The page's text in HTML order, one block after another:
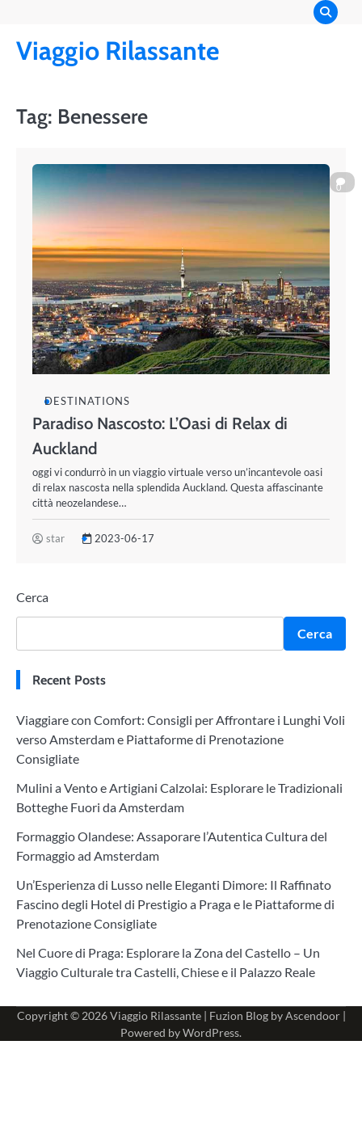
content
Viaggio Rilassante
Tag: Benessere
0
DESTINATIONS
Paradiso Nascosto: L’Oasi di Relax di
Auckland
oggi vi condurrò in un viaggio virtuale verso un’incantevole oasi
di relax nascosta nella splendida Auckland. Questa affascinante
città neozelandese…
star 2023-06-17
Cerca
Cerca
Recent Posts
Viaggiare con Comfort: Consigli per Affrontare i Lunghi Voli
verso Amsterdam e Piattaforme di Prenotazione
Consigliate
Mulini a Vento e Artigiani Calzolai: Esplorare le Tradizionali
Botteghe Fuori da Amsterdam
Formaggio Olandese: Assaporare l’Autentica Cultura del
Formaggio ad Amsterdam
Un’Esperienza di Lusso nelle Eleganti Dimore: Il Raffinato
Fascino degli Hotel di Prestigio a Praga e le Piattaforme di
Prenotazione Consigliate
Nel Cuore di Praga: Esplorare la Zona del Castello – Un
Viaggio Culturale tra Castelli, Chiese e il Palazzo Reale
Copyright © 2026Viaggio Rilassante| Fuzion Blog byAscendoor|
Powered byWordPress.